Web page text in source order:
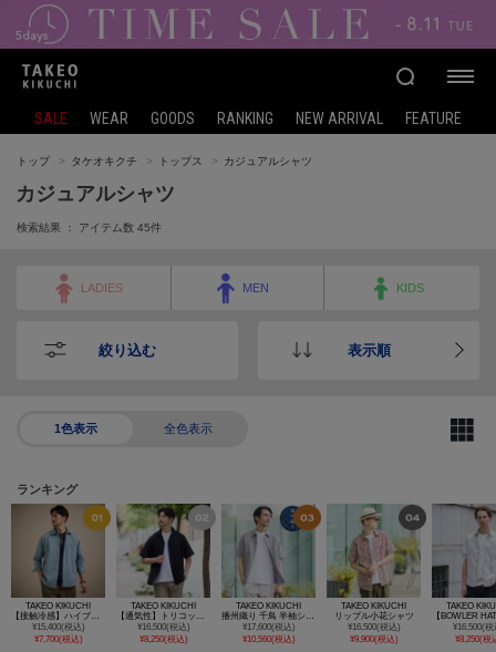
SALE WEAR GOODS RANKING NEW ARRIVAL FEATURE
トップ タケオキクチ トップス カジュアルシャツ
カジュアルシャツ
検索結果 ： アイテム数 45件
LADIES MEN KIDS
絞り込む 表示順
1色表示 全色表示
ランキング
TAKEO KIKUCHI
¥15,400(税込)
¥7,700(税込)
TAKEO KIKUCHI
¥16,500(税込)
¥8,250(税込)
TAKEO KIKUCHI
¥17,600(税込)
¥10,560(税込)
TAKEO KIKUCHI
リップル小花シャツ
¥16,500(税込)
¥9,900(税込)
TAKEO
¥16,500(税
¥8,250(税